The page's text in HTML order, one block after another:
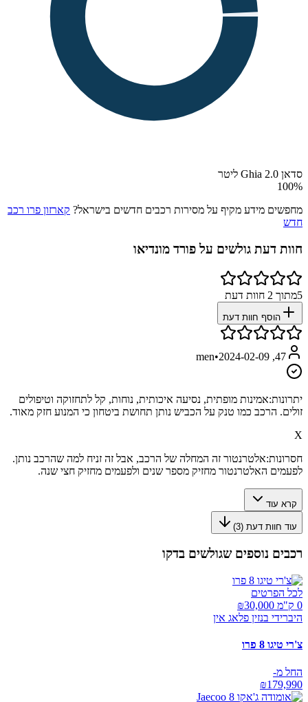
סדאן Ghia 2.0 ליטר
100%
מחפשים מידע מקיף על מסירות רכבים חדשים בישראל? קארזון פרו רכב
חדש
חוות דעת גולשים על פורד מונדיאו
5מתוך 2 חוות דעת
הוסף חוות דעת
47, men
•2024-02-09
יתרונות:אמינות מופתית, נסיעה איכותית, נוחות, קל לתחזוקה וטיפולים
זולים. הרכב כמו טנק על הכביש נותן תחושת ביטחון כי המנוע חזק מאוד.
X
חסרונות:אלטרנטור זה המחלה של הרכב, אבל זה זניח למה שהרכב נותן.
לפעמים האלטרנטור מחזיק מספר שנים ולפעמים מחזיק חצי שנה.
קרא עוד
עוד חוות דעת (3
)
רכבים נוספים שגולשים בדקו
לכל הפרטים
0 ק"מ ₪
30,000
היברידי בנזין פלאג אין
צ'רי טיגו 8 פרו
החל מ-
₪179,990